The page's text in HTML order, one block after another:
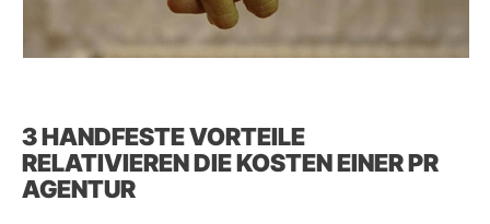
3 HANDFESTE VORTEILE
RELATIVIEREN DIE KOSTEN EINER PR
AGENTUR